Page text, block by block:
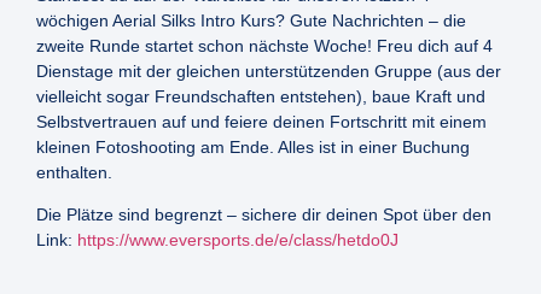
wöchigen Aerial Silks Intro Kurs? Gute Nachrichten – die
zweite Runde startet schon nächste Woche! Freu dich auf 4
Dienstage mit der gleichen unterstützenden Gruppe (aus der
vielleicht sogar Freundschaften entstehen), baue Kraft und
Selbstvertrauen auf und feiere deinen Fortschritt mit einem
kleinen Fotoshooting am Ende. Alles ist in einer Buchung
enthalten.
Die Plätze sind begrenzt – sichere dir deinen Spot über den
Link: https://www.eversports.de/e/class/hetdo0J